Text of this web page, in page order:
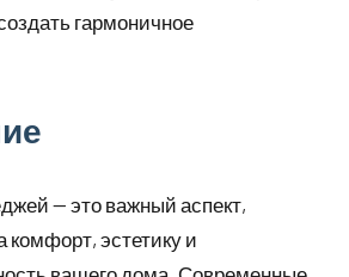
гармоничное
— это важный аспект,
комфорт, эстетику и